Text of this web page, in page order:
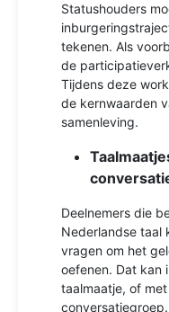
Statushouders
tekenen. Als
de
Tijdens deze
de kernwaarden
samenleving.
Deelnemers die
Nederlandse taal
vragen om het
oefenen. Dat kan
taalmaatje, of
conversatiegroep.